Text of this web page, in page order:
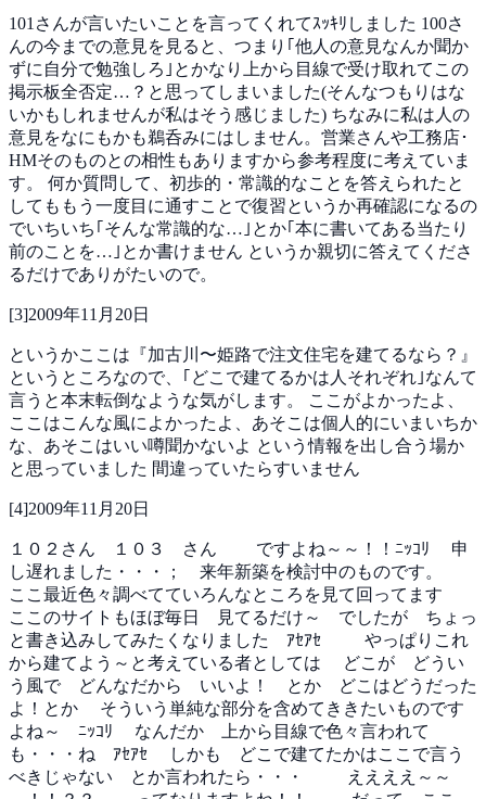
101さんが言いたいことを言ってくれてｽｯｷﾘしました 100さ
んの今までの意見を見ると、つまり｢他人の意見なんか聞か
ずに自分で勉強しろ｣とかなり上から目線で受け取れてこの
掲示板全否定…？と思ってしまいました(そんなつもりはな
いかもしれませんが私はそう感じました) ちなみに私は人の
意見をなにもかも鵜呑みにはしません。営業さんや工務店･
HMそのものとの相性もありますから参考程度に考えていま
す。 何か質問して、初歩的・常識的なことを答えられたと
してももう一度目に通すことで復習というか再確認になるの
でいちいち｢そんな常識的な…｣とか｢本に書いてある当たり
前のことを…｣とか書けません というか親切に答えてくださ
るだけでありがたいので。
[3]2009年11月20日
というかここは『加古川〜姫路で注文住宅を建てるなら？』
というところなので、｢どこで建てるかは人それぞれ｣なんて
言うと本末転倒なような気がします。
ここがよかったよ、
ここはこんな風によかったよ、あそこは個人的にいまいちか
な、あそこはいい噂聞かないよ という情報を出し合う場か
と思っていました 間違っていたらすいません
[4]2009年11月20日
１０２さん １０３ さん ですよね～～！！ﾆｯｺﾘ
申
し遅れました・・・； 来年新築を検討中のものです。
ここ最近色々調べてていろんなところを見て回ってます
ここのサイトもほぼ毎日 見てるだけ～ でしたが ちょっ
と書き込みしてみたくなりました ｱｾｱｾ
やっぱりこれ
から建てよう～と考えている者としては
どこが どうい
う風で どんなだから いいよ！ とか どこはどうだった
よ！とか
そういう単純な部分を含めてききたいものです
よね～ ﾆｯｺﾘ
なんだか 上から目線で色々言われて
も・・・ね ｱｾｱｾ
しかも どこで建てたかはここで言う
べきじゃない とか言われたら・・・
ええええ～～